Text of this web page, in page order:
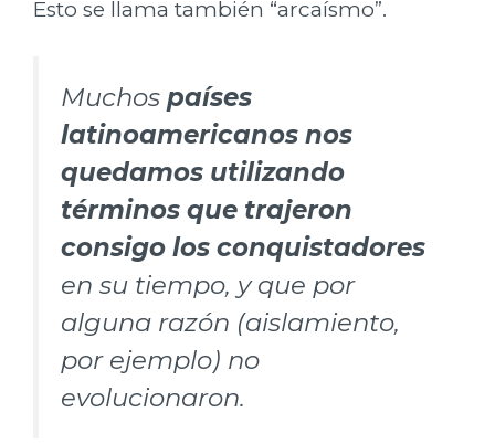
Esto se llama también “arcaísmo”.
Muchos países
latinoamericanos nos
quedamos utilizando
términos que trajeron
consigo los conquistadores
en su tiempo, y que por
alguna razón (aislamiento,
por ejemplo) no
evolucionaron.